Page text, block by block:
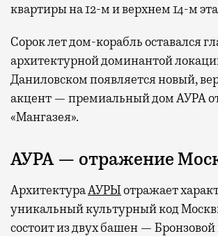
квартиры на 12-м и верхнем 14-м
Сорок лет дом-корабль оставался
архитектурной доминантой
Даниловском появляется новый,
акцент — премиальный дом АУРА
«Мангазея».
АУРА — отражение
АрхитектураАУРЫотражает
уникальный культурный код
состоит из двух башен —